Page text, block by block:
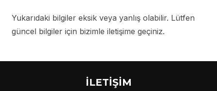
Yukarıdaki bilgiler eksik veya yanlış olabilir. Lütfen
güncel bilgiler için bizimle iletişime geçiniz.
İLETİŞİM